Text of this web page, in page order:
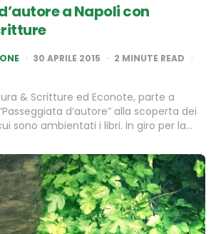
a Napoli con
30 APRILE 2015 2 MINUTE READ
& Scritture ed Econote, parte a
d’autore” alla scoperta dei
sono ambientati i libri. In giro per la…